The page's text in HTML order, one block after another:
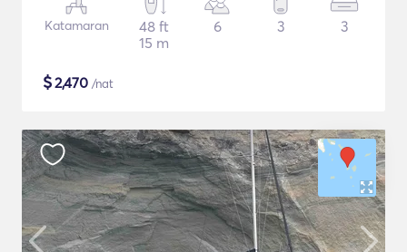
Katamaran
48 ft
15 m
6 3 3
$2,470 /nat